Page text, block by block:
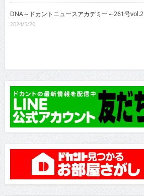
DNA～ドカントニュースアカデミー～261号vol.2
2024/5/20